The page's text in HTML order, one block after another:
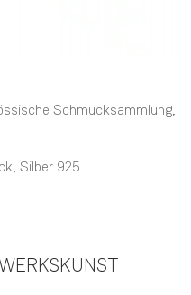
Schmucksammlung,
Silber 925